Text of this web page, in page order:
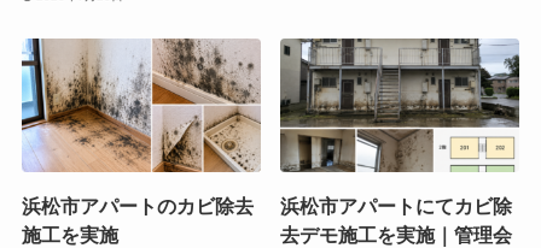
浜松市アパートのカビ除去
施工を実施
浜松市アパートにてカビ除
去デモ施工を実施｜管理会